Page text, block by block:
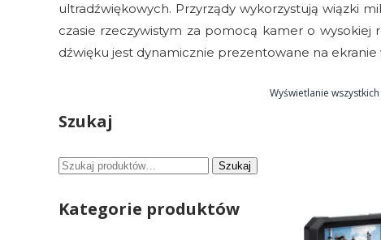
ultradźwiękowych. Przyrządy wykorzystują wiązki
czasie rzeczywistym za pomocą kamer o wysokiej
dźwięku jest dynamicznie prezentowane na ekranie
Szukaj
Szukaj: Szukaj
Kategorie produktów
Wyświetlanie